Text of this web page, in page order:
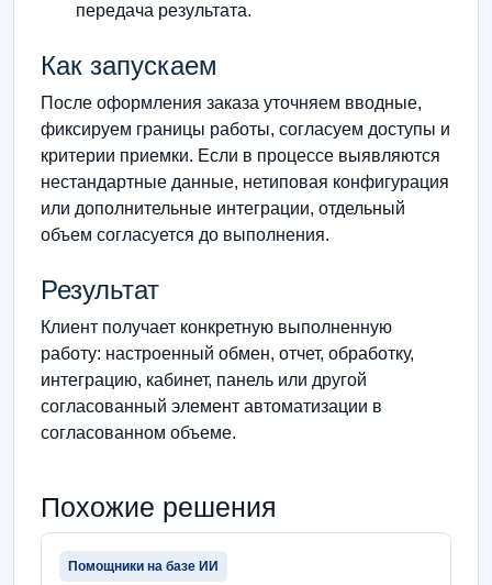
передача результата.
Как запускаем
После оформления заказа уточняем вводные,
фиксируем границы работы, согласуем доступы и
критерии приемки. Если в процессе выявляются
нестандартные данные, нетиповая конфигурация
или дополнительные интеграции, отдельный
объем согласуется до выполнения.
Результат
Клиент получает конкретную выполненную
работу: настроенный обмен, отчет, обработку,
интеграцию, кабинет, панель или другой
согласованный элемент автоматизации в
согласованном объеме.
Похожие решения
Помощники на базе ИИ